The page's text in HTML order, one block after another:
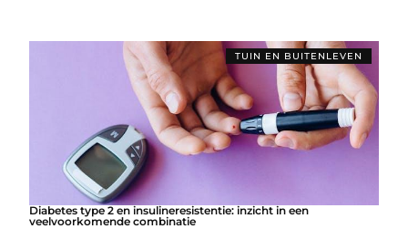
TUIN EN BUITENLEVEN
Diabetes type 2 en insulineresistentie: inzicht in een
veelvoorkomende combinatie